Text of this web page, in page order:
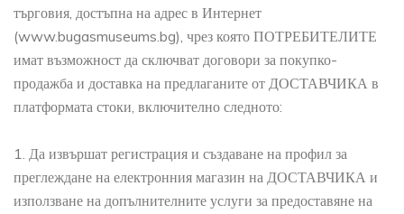
търговия, достъпна на адрес в Интернет
(www.bugasmuseums.bg), чрез която ПОТРЕБИТЕЛИТЕ
имат възможност да сключват договори за покупко-
продажба и доставка на предлаганите от ДОСТАВЧИКА в
платформата стоки, включително следното:
1. Да извършат регистрация и създаване на профил за
преглеждане на електронния магазин на ДОСТАВЧИКА и
използване на допълнителните услуги за предоставяне на